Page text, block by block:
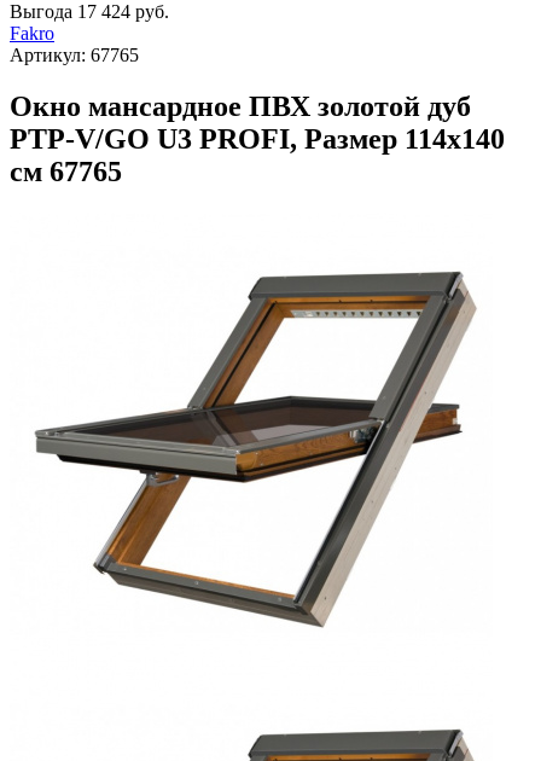
Выгода 17 424 руб.
Fakro
Артикул: 67765
Окно мансардное ПВХ золотой дуб
PTP-V/GO U3 PROFI, Размер 114х140
см 67765